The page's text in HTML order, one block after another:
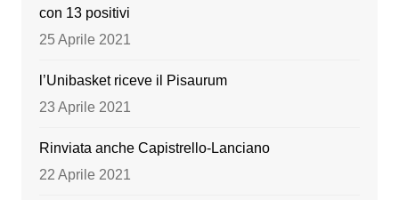
con 13 positivi
25 Aprile 2021
l’Unibasket riceve il Pisaurum
23 Aprile 2021
Rinviata anche Capistrello-Lanciano
22 Aprile 2021